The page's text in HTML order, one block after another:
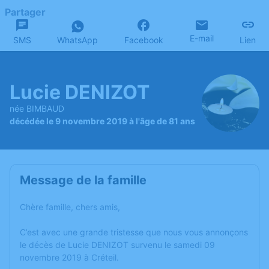
Partager
SMS WhatsApp Facebook E-mail Lien
Lucie DENIZOT
née BIMBAUD
décédée le 9 novembre 2019 à l'âge de 81 ans
Message de la famille
Chère famille, chers amis,
C’est avec une grande tristesse que nous vous annonçons
le décès de Lucie DENIZOT survenu le samedi 09
novembre 2019 à Créteil.